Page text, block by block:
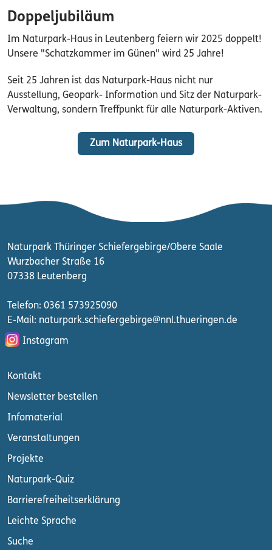
Doppeljubiläum
Im Naturpark-Haus in Leutenberg feiern wir 2025 doppelt!
Unsere "Schatzkammer im Günen" wird 25 Jahre!
Seit 25 Jahren ist das Naturpark-Haus nicht nur
Ausstellung, Geopark- Information und Sitz der Naturpark-
Verwaltung, sondern Treffpunkt für alle Naturpark-Aktiven.
Zum Naturpark-Haus
Naturpark Thüringer Schiefergebirge/Obere Saale
Wurzbacher Straße 16
07338 Leutenberg
Telefon: 0361 573925090
E-Mail: naturpark.schiefergebirge@nnl.thueringen.de
Instagram
Kontakt
Newsletter bestellen
Infomaterial
Veranstaltungen
Projekte
Naturpark-Quiz
Barrierefreiheitserklärung
Leichte Sprache
Suche